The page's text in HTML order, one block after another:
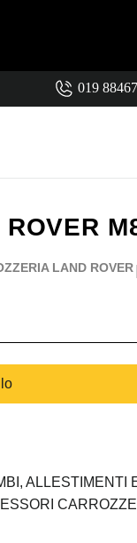
019
LAND ROVER|
ALLESTIMENTI